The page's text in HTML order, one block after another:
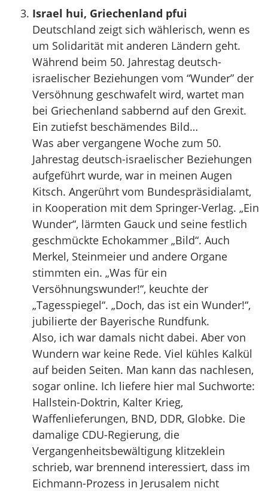
Israel hui, Griechenland pfui
Deutschland zeigt sich wählerisch, wenn es
um Solidarität mit anderen Ländern geht.
Während beim 50. Jahrestag deutsch-
israelischer Beziehungen vom “Wunder” der
Versöhnung geschwafelt wird, wartet man
bei Griechenland sabbernd auf den Grexit.
Ein zutiefst beschämendes Bild…
Was aber vergangene Woche zum 50.
Jahrestag deutsch-israelischer Beziehungen
aufgeführt wurde, war in meinen Augen
Kitsch. Angerührt vom Bundespräsidialamt,
in Kooperation mit dem Springer-Verlag. „Ein
Wunder“, lärmten Gauck und seine festlich
geschmückte Echokammer „Bild“. Auch
Merkel, Steinmeier und andere Organe
stimmten ein. „Was für ein
Versöhnungswunder!“, keuchte der
„Tagesspiegel“. „Doch, das ist ein Wunder!“,
jubilierte der Bayerische Rundfunk.
Also, ich war damals nicht dabei. Aber von
Wundern war keine Rede. Viel kühles Kalkül
auf beiden Seiten. Man kann das nachlesen,
sogar online. Ich liefere hier mal Suchworte:
Hallstein-Doktrin, Kalter Krieg,
Waffenlieferungen, BND, DDR, Globke. Die
damalige CDU-Regierung, die
Vergangenheitsbewältigung klitzeklein
schrieb, war brennend interessiert, dass im
Eichmann-Prozess in Jerusalem nicht